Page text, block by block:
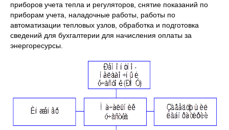
приборов учета тепла и регуляторов, снятие показаний по
приборам учета, наладочные работы, работы по
автоматизации тепловых узлов, обработка и подготовка
сведений для бухгалтерии для начисления оплаты за
энергоресурсы.